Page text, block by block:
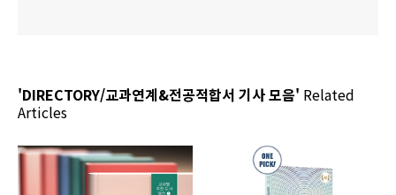
'DIRECTORY/교과연계&전공적합서 기사 모음' Related
Articles